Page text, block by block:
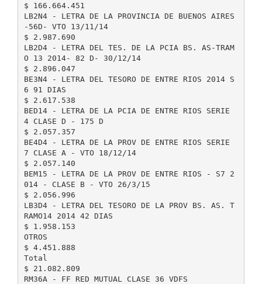
$ 166.664.451
LB2N4 - LETRA DE LA PROVINCIA DE BUENOS AIRES
-56D- VTO 13/11/14
$ 2.987.690
LB2D4 - LETRA DEL TES. DE LA PCIA BS. AS-TRAM
O 13 2014- 82 D- 30/12/14
$ 2.896.047
BE3N4 - LETRA DEL TESORO DE ENTRE RIOS 2014 S
6 91 DIAS
$ 2.617.538
BED14 - LETRA DE LA PCIA DE ENTRE RIOS SERIE
4 CLASE D - 175 D
$ 2.057.357
BE4D4 - LETRA DE LA PROV DE ENTRE RIOS SERIE
7 CLASE A - VTO 18/12/14
$ 2.057.140
BEM15 - LETRA DE LA PROV DE ENTRE RIOS - S7 2
014 - CLASE B - VTO 26/3/15
$ 2.056.996
LB3D4 - LETRA DEL TESORO DE LA PROV BS. AS. T
RAMO14 2014 42 DIAS
$ 1.958.153
OTROS
$ 4.451.888
Total
$ 21.082.809
RM36A - FF RED MUTUAL CLASE 36 VDFS